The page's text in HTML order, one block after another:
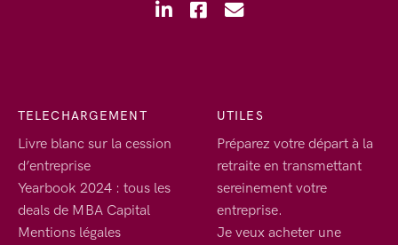
TELECHARGEMENT
Livre blanc sur la cession
d’entreprise
Yearbook 2024 : tous les
deals de MBA Capital
Mentions légales
UTILES
Préparez votre départ à la
retraite en transmettant
sereinement votre
entreprise.
Je veux acheter une